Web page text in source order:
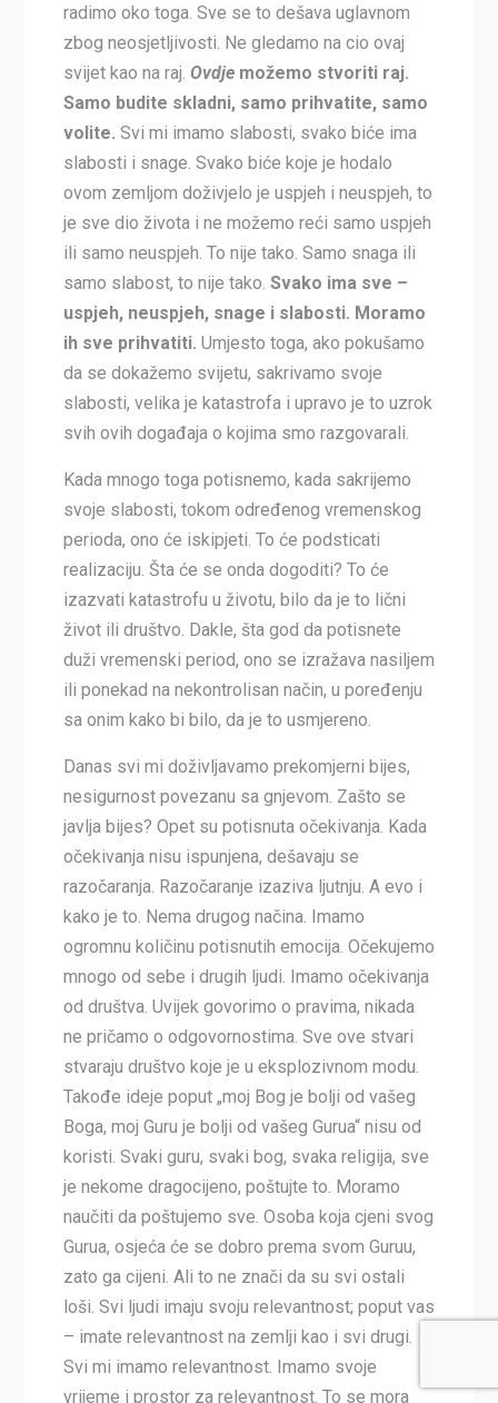
radimo oko toga. Sve se to dešava uglavnom
zbog neosjetljivosti. Ne gledamo na cio ovaj
svijet kao na raj. Ovdje možemo stvoriti raj.
Samo budite skladni, samo prihvatite, samo
volite. Svi mi imamo slabosti, svako biće ima
slabosti i snage. Svako biće koje je hodalo
ovom zemljom doživjelo je uspjeh i neuspjeh, to
je sve dio života i ne možemo reći samo uspjeh
ili samo neuspjeh. To nije tako. Samo snaga ili
samo slabost, to nije tako. Svako ima sve –
uspjeh, neuspjeh, snage i slabosti. Moramo
ih sve prihvatiti. Umjesto toga, ako pokušamo
da se dokažemo svijetu, sakrivamo svoje
slabosti, velika je katastrofa i upravo je to uzrok
svih ovih događaja o kojima smo razgovarali.
Kada mnogo toga potisnemo, kada sakrijemo
svoje slabosti, tokom određenog vremenskog
perioda, ono će iskipjeti. To će podsticati
realizaciju. Šta će se onda dogoditi? To će
izazvati katastrofu u životu, bilo da je to lični
život ili društvo. Dakle, šta god da potisnete
duži vremenski period, ono se izražava nasiljem
ili ponekad na nekontrolisan način, u poređenju
sa onim kako bi bilo, da je to usmjereno.
Danas svi mi doživljavamo prekomjerni bijes,
nesigurnost povezanu sa gnjevom. Zašto se
javlja bijes? Opet su potisnuta očekivanja. Kada
očekivanja nisu ispunjena, dešavaju se
razočaranja. Razočaranje izaziva ljutnju. A evo i
kako je to. Nema drugog načina. Imamo
ogromnu količinu potisnutih emocija. Očekujemo
mnogo od sebe i drugih ljudi. Imamo očekivanja
od društva. Uvijek govorimo o pravima, nikada
ne pričamo o odgovornostima. Sve ove stvari
stvaraju društvo koje je u eksplozivnom modu.
Takođe ideje poput „moj Bog je bolji od vašeg
Boga, moj Guru je bolji od vašeg Gurua“ nisu od
koristi. Svaki guru, svaki bog, svaka religija, sve
je nekome dragocijeno, poštujte to. Moramo
naučiti da poštujemo sve. Osoba koja cjeni svog
Gurua, osjeća će se dobro prema svom Guruu,
zato ga cijeni. Ali to ne znači da su svi ostali
loši. Svi ljudi imaju svoju relevantnost; poput vas
– imate relevantnost na zemlji kao i svi drugi.
Svi mi imamo relevantnost. Imamo svoje
vrijeme i prostor za relevantnost. To se mora